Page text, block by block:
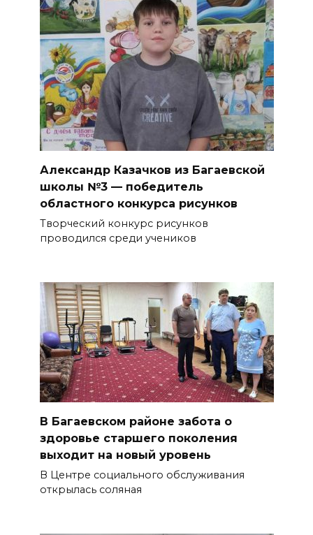
Александр Казачков из Багаевской
школы №3 — победитель
областного конкурса рисунков
Творческий конкурс рисунков
проводился среди учеников
В Багаевском районе забота о
здоровье старшего поколения
выходит на новый уровень
В Центре социального обслуживания
открылась соляная